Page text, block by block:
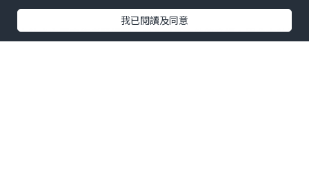
*本站之內容由作者所提供，並不代表本站的立場。因此本站對
所有博客的立場、真實性、準確性及完整性不負任何法律責
我已閱讀及同意